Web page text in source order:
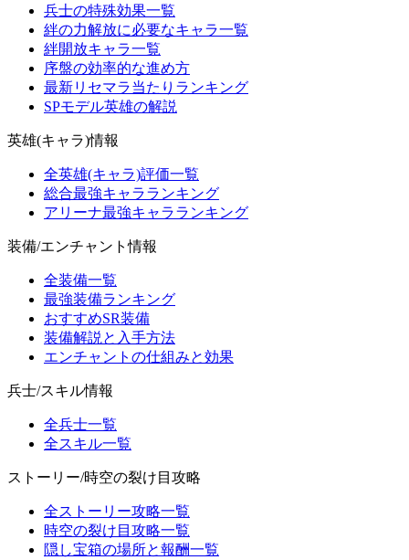
兵士の特殊効果一覧
絆の力解放に必要なキャラ一覧
絆開放キャラ一覧
序盤の効率的な進め方
最新リセマラ当たりランキング
SPモデル英雄の解説
英雄(キャラ)情報
全英雄(キャラ)評価一覧
総合最強キャラランキング
アリーナ最強キャラランキング
装備/エンチャント情報
全装備一覧
最強装備ランキング
おすすめSR装備
装備解説と入手方法
エンチャントの仕組みと効果
兵士/スキル情報
全兵士一覧
全スキル一覧
ストーリー/時空の裂け目攻略
全ストーリー攻略一覧
時空の裂け目攻略一覧
隠し宝箱の場所と報酬一覧